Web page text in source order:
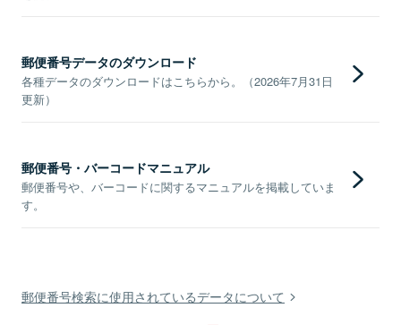
郵便番号データのダウンロード
各種データのダウンロードはこちらから。（2026年7月31日
更新）
郵便番号・バーコードマニュアル
郵便番号や、バーコードに関するマニュアルを掲載していま
す。
郵便番号検索に使用されているデータについて